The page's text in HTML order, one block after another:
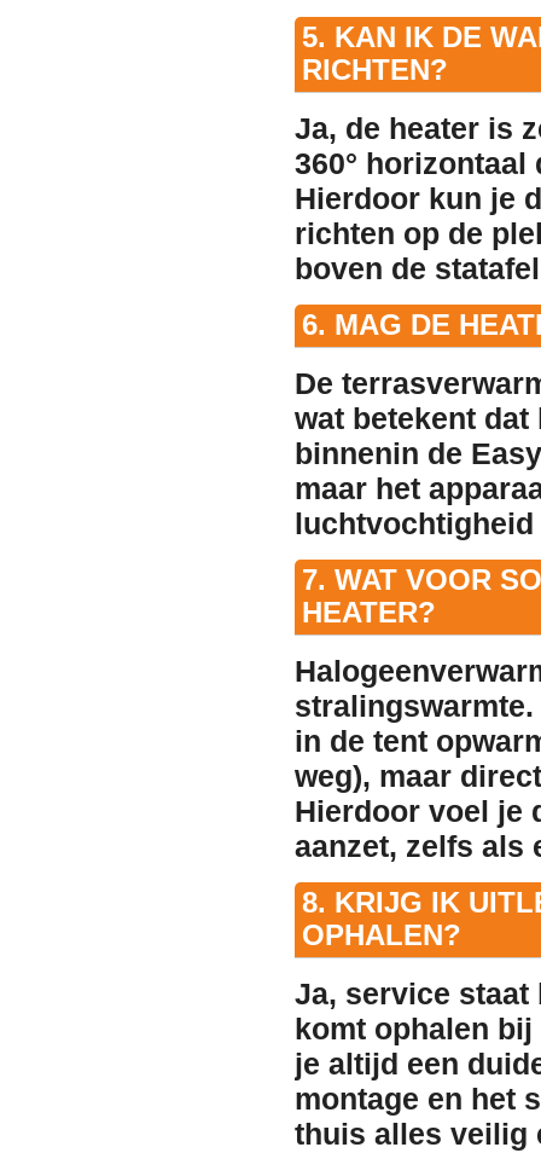
5. KAN IK DE
RICHTEN?
Ja, de heater is
360° horizontaal
Hierdoor kun je
richten op de
boven de
6. MAG DE
De
wat betekent
binnenin de
maar het
luchtvochtigheid
7. WAT VOOR
HEATER?
in de tent
weg), maar
Hierdoor voel je
aanzet, zelfs als
8. KRIJG IK
OPHALEN?
Ja, service staat
komt ophalen
je altijd een
montage en het
thuis alles veilig